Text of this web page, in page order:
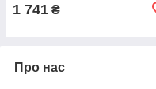
1 741 ₴
Про нас